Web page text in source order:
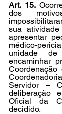
Art. 15.
dos
sua
apresentar
médico-
unidade
encaminhar
Servidor –
deliberação
Oficial da
decidido.